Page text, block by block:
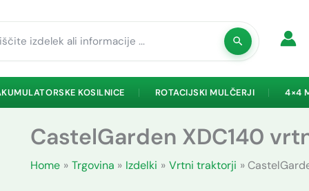
KOSILNICE ROTACIJSKI MULČERJI 4×4
CastelGarden XDC140
Home Trgovina Izdelki Vrtni traktorji